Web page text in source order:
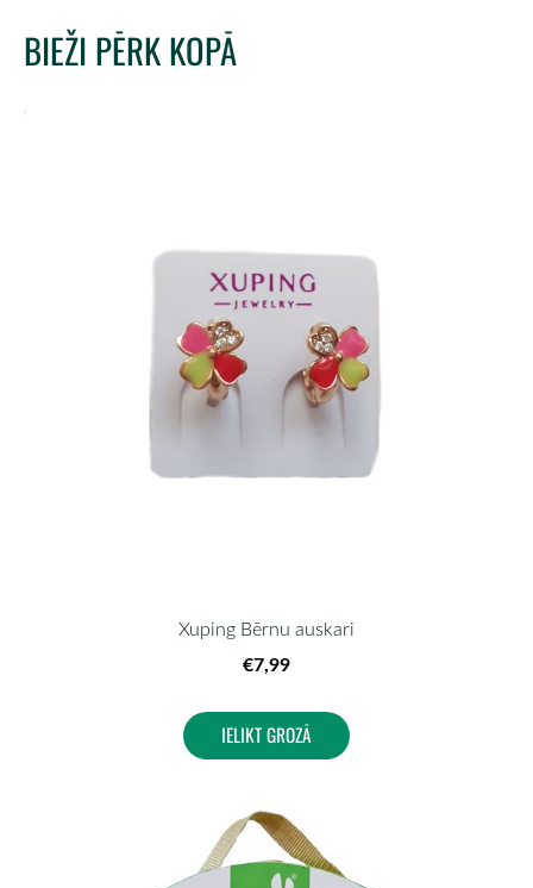
BIEŽI PĒRK KOPĀ
Xuping Bērnu auskari
€7,99
IELIKT GROZĀ